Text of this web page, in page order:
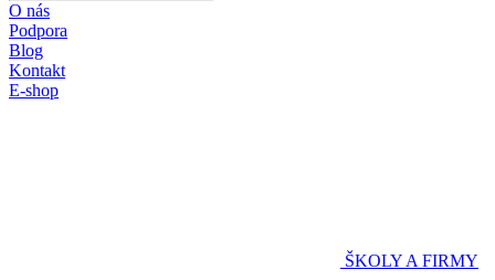
O nás
Podpora
Blog
Kontakt
E-shop
ŠKOLY A FIRMY